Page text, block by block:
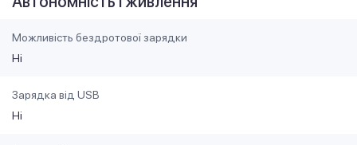
Можливість бездротової зарядки
Ні
Зарядка від USB
Ні